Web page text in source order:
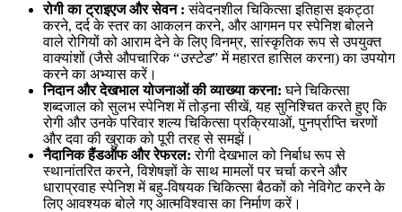
रोगी का ट्राइएज और सेवन : संवेदनशील चिकित्सा इतिहास इकट्ठा
करने, दर्द के स्तर का आकलन करने, और आगमन पर स्पेनिश बोलने
वाले रोगियों को आराम देने के लिए विनम्र, सांस्कृतिक रूप से उपयुक्त
वाक्यांशों (जैसे औपचारिक “उस्टेड” में महारत हासिल करना) का उपयोग
करने का अभ्यास करें।
निदान और देखभाल योजनाओं की व्याख्या करना: घने चिकित्सा
शब्दजाल को सुलभ स्पेनिश में तोड़ना सीखें, यह सुनिश्चित करते हुए कि
रोगी और उनके परिवार शल्य चिकित्सा प्रक्रियाओं, पुनर्प्राप्ति चरणों
और दवा की खुराक को पूरी तरह से समझें।
नैदानिक हैंडऑफ और रेफरल: रोगी देखभाल को निर्बाध रूप से
स्थानांतरित करने, विशेषज्ञों के साथ मामलों पर चर्चा करने और
धाराप्रवाह स्पेनिश में बहु-विषयक चिकित्सा बैठकों को नेविगेट करने के
लिए आवश्यक बोले गए आत्मविश्वास का निर्माण करें।